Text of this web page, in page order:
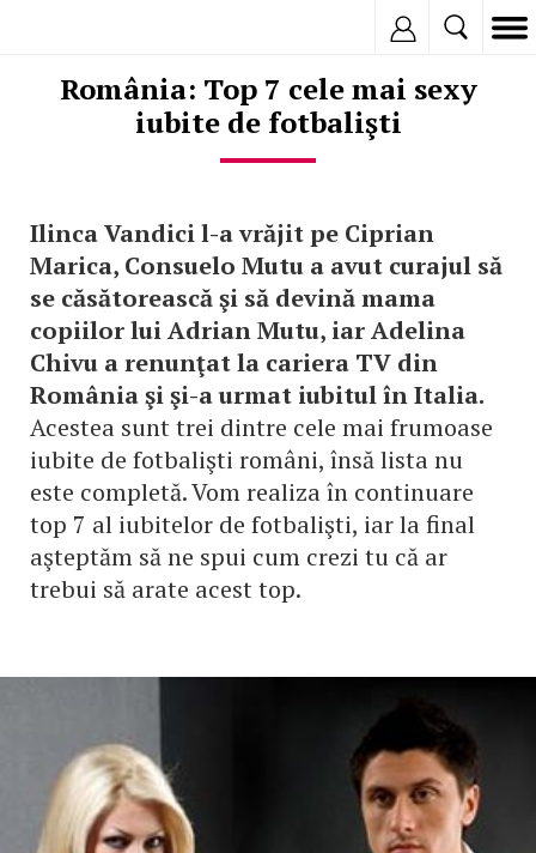
România: Top 7 cele mai sexy
iubite de fotbalişti
Ilinca Vandici l-a vrăjit pe Ciprian
Marica, Consuelo Mutu a avut curajul să
se căsătorească şi să devină mama
copiilor lui Adrian Mutu, iar Adelina
Chivu a renunţat la cariera TV din
România şi şi-a urmat iubitul în Italia.
Acestea sunt trei dintre cele mai frumoase
iubite de fotbalişti români, însă lista nu
este completă. Vom realiza în continuare
top 7 al iubitelor de fotbalişti, iar la final
aşteptăm să ne spui cum crezi tu că ar
trebui să arate acest top.